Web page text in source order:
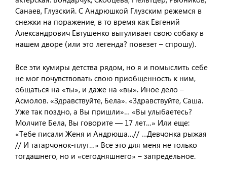
Санаев, Глузский. С Андрюшкой Глузским режемся в
снежки на поражение, в то время как Евгений
Александрович Евтушенко выгуливает свою собаку в
нашем дворе (или это легенда? повезет – спрошу).
Все эти кумиры детства рядом, но я и помыслить себе
не мог почувствовать свою приобщенность к ним,
общаться на «ты», и даже на «вы». Иное дело –
Асмолов. «Здравствуйте, Бела». «Здравствуйте, Саша.
Уже так поздно, а Вы пришли»… «Вы улыбаетесь?
Молчите Бела, Вы говорите — 17 лет…» Или еще:
«Тебе писали Женя и Андрюша…// …Девчонка рыжая
// И татарчонок-плут…» Всё это для меня не только
тогдашнего, но и «сегодняшнего» – запредельное.